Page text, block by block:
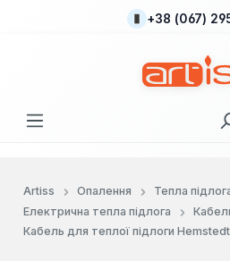
Перейти до основного вмісту
+38 (067)
Artiss Опалення
Тепла
Електрична тепла підлога
Кабель для теплої підлоги Hemstedt